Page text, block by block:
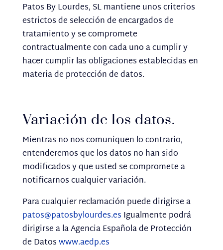
Patos By Lourdes, SL mantiene unos criterios
estrictos de selección de encargados de
tratamiento y se compromete
contractualmente con cada uno a cumplir y
hacer cumplir las obligaciones establecidas en
materia de protección de datos.
Variación de los datos.
Mientras no nos comuniquen lo contrario,
entenderemos que los datos no han sido
modificados y que usted se compromete a
notificarnos cualquier variación.
Para cualquier reclamación puede dirigirse a
patos@patosbylourdes.es Igualmente podrá
dirigirse a la Agencia Española de Protección
de Datoswww.aedp.es